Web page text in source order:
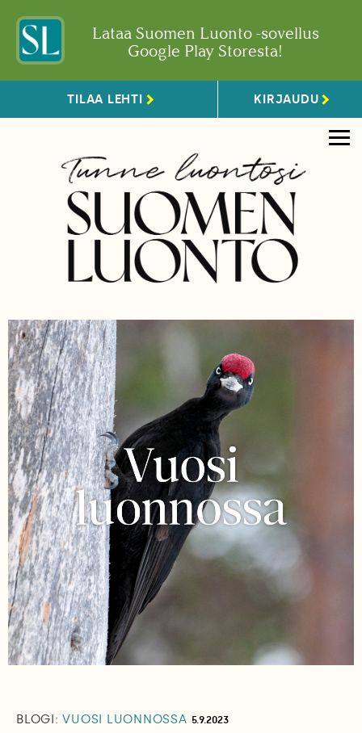
Lataa Suomen Luonto -sovellus
Google Play Storesta!
TILAA LEHTI KIRJAUDU
BLOGI: VUOSI LUONNOSSA 5.9.2023